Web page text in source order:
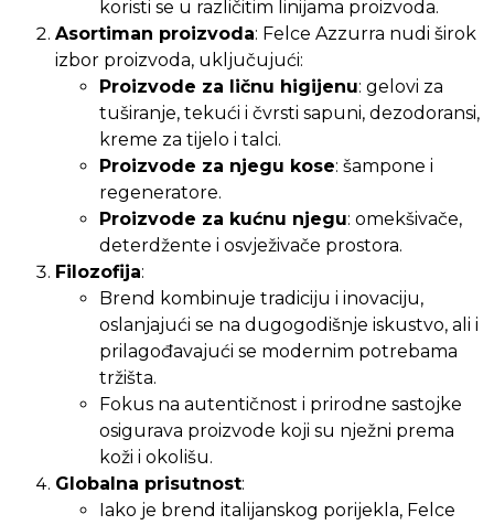
koristi se u različitim linijama proizvoda.
Asortiman proizvoda: Felce Azzurra nudi širok
izbor proizvoda, uključujući:
Proizvode za ličnu higijenu: gelovi za
tuširanje, tekući i čvrsti sapuni, dezodoransi,
kreme za tijelo i talci.
Proizvode za njegu kose: šampone i
regeneratore.
Proizvode za kućnu njegu: omekšivače,
deterdžente i osvježivače prostora.
Filozofija:
Brend kombinuje tradiciju i inovaciju,
oslanjajući se na dugogodišnje iskustvo, ali i
prilagođavajući se modernim potrebama
tržišta.
Fokus na autentičnost i prirodne sastojke
osigurava proizvode koji su nježni prema
koži i okolišu.
Globalna prisutnost:
Iako je brend italijanskog porijekla, Felce